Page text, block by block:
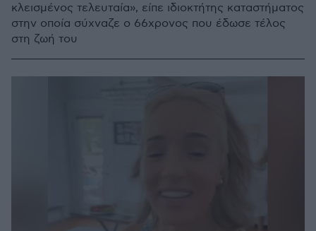
κλεισμένος τελευταία», είπε ιδιοκτήτης καταστήματος
στην οποία σύχναζε ο 66χρονος που έδωσε τέλος
στη ζωή του